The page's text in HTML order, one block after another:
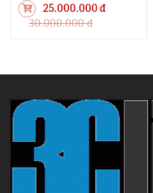
25.000.000 đ
30.000.000 đ